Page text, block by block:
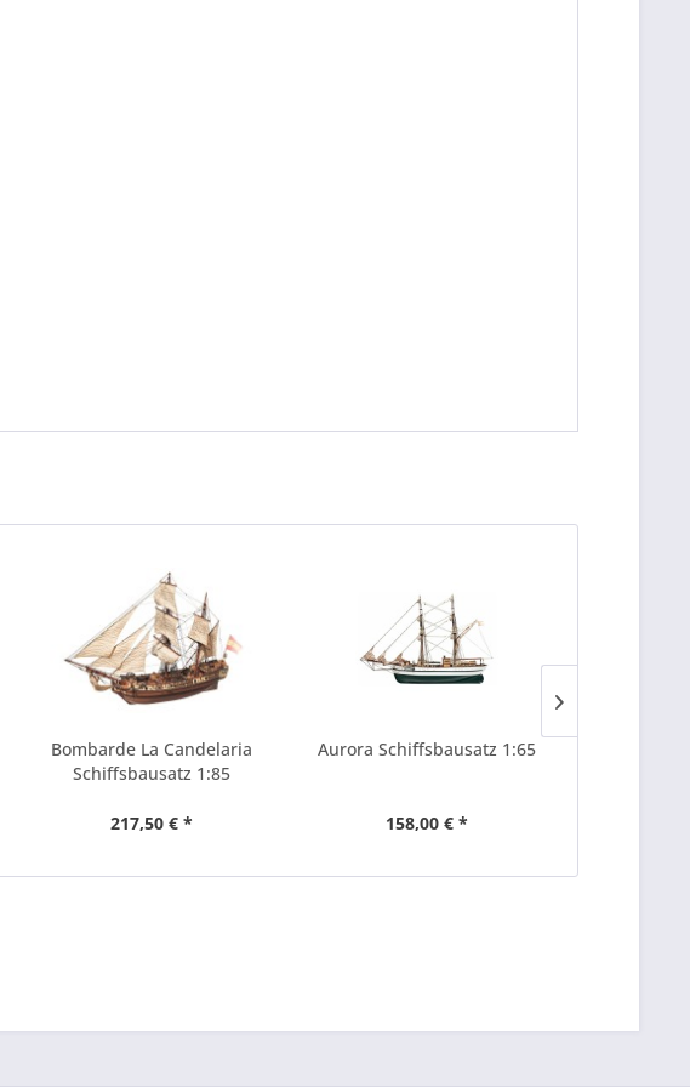
Bombarde La Candelaria
Schiffsbausatz 1:85
217,50 € *
Aurora Schiffsbausatz 1:65
158,00 € *